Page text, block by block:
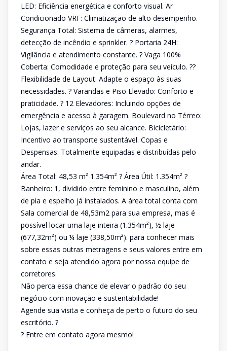
LED: Eficiência energética e conforto visual. Ar
Condicionado VRF: Climatização de alto desempenho.
Segurança Total: Sistema de câmeras, alarmes,
detecção de incêndio e sprinkler. ? Portaria 24H:
Vigilância e atendimento constante. ? Vaga 100%
Coberta: Comodidade e proteção para seu veículo. ??
Flexibilidade de Layout: Adapte o espaço às suas
necessidades. ? Varandas e Piso Elevado: Conforto e
praticidade. ? 12 Elevadores: Incluindo opções de
emergência e acesso à garagem. Boulevard no Térreo:
Lojas, lazer e serviços ao seu alcance. Bicicletário:
Incentivo ao transporte sustentável. Copas e
Despensas: Totalmente equipadas e distribuídas pelo
andar.
Área Total: 48,53 m² 1.354m² ? Área Útil: 1.354m² ?
Banheiro: 1, dividido entre feminino e masculino, além
de pia e espelho já instalados. A área total conta com
Sala comercial de 48,53m2 para sua empresa, mas é
possível locar uma laje inteira (1.354m²), ½ laje
(677,32m²) ou ¼ laje (338,50m²). para conhecer mais
sobre essas outras metragens e seus valores entre em
contato e seja atendido agora por nossa equipe de
corretores.
Não perca essa chance de elevar o padrão do seu
negócio com inovação e sustentabilidade!
Agende sua visita e conheça de perto o futuro do seu
escritório. ?
? Entre em contato agora mesmo!